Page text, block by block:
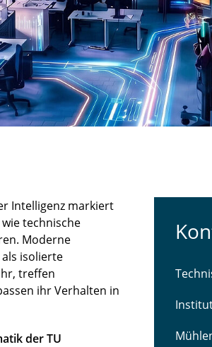
Intelligenz markiert
technische
Moderne
isolierte
treffen
ihr Verhalten in
der TU